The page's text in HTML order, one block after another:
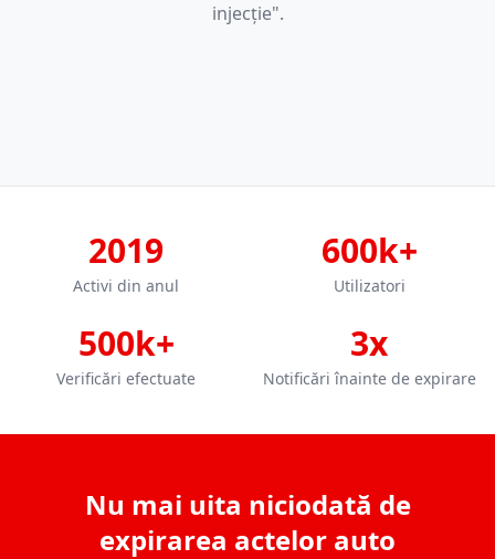
injecție".
2019
Activi din anul
600k+
Utilizatori
500k+
Verificări efectuate
3x
Notificări înainte de expirare
Nu mai uita niciodată de
expirarea actelor auto